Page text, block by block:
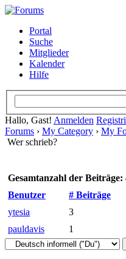
Portal
Suche
Mitglieder
Kalender
Hilfe
Hallo, Gast! Anmelden
Forums › My Category › My
Wer schrieb?
Gesamtanzahl der Beiträge:
Benutzer
# Beiträge
ytesia
3
pauldavis
1